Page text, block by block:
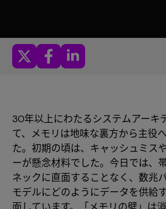
30年以上にわたるシステムアーキ
て、メモリは地味な裏方から主役
た。初期の頃は、キャッシュミス
ーが懸念材料でした。今日では、
ネックに直面することなく、数兆
モデルにどのようにデータを供給
面しています。「メモリの壁」は